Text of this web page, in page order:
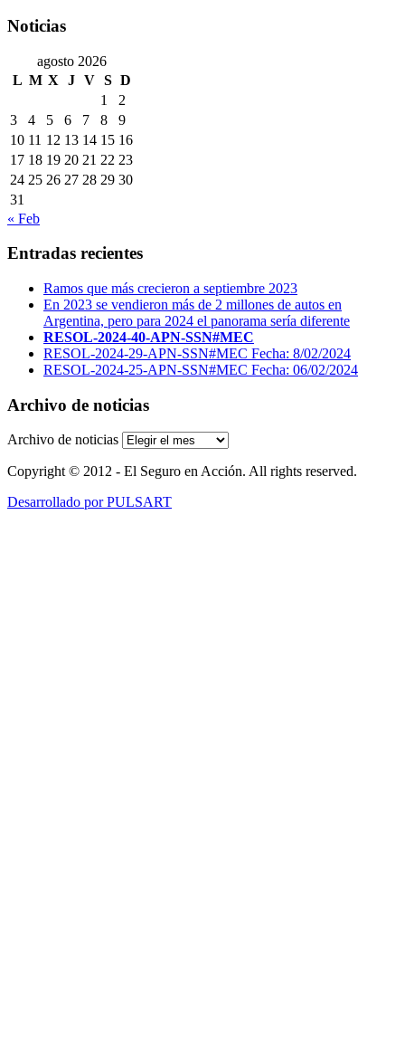
Noticias
agosto 2026
L M X J V S D
1
2
3
4 5 6 7 8
9
10 11 12 13 14 15 16
17 18 19 20 21 22 23
24 25 26 27 28 29 30
31
« Feb
Entradas recientes
Ramos que más crecieron a septiembre 2023
En 2023 se vendieron más de 2 millones de autos en
Argentina, pero para 2024 el panorama sería diferente
RESOL-2024-40-APN-SSN#MEC
RESOL-2024-29-APN-SSN#MEC Fecha: 8/02/2024
RESOL-2024-25-APN-SSN#MEC Fecha: 06/02/2024
Archivo de noticias
Archivo de noticias
Copyright © 2012 - El Seguro en Acción. All rights reserved.
Desarrollado por PULSART